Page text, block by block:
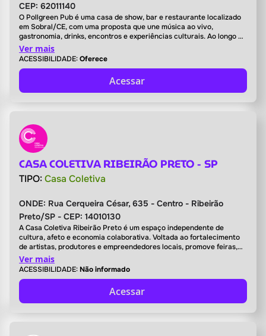
CEP: 62011140
O Pollgreen Pub é uma casa de show, bar e restaurante localizado
em Sobral/CE, com uma proposta que une música ao vivo,
gastronomia, drinks, encontros e experiências culturais. Ao longo de
sua trajetória, consolidou-se como um espaço democrático,
alternativo e acolhedor, recebendo diferentes públicos e estilos
energia da noite sobralense
Ver mais
ACESSIBILIDADE:Oferece
Acessar
CASA COLETIVA RIBEIRÃO PRETO - SP
TIPO:Casa Coletiva
ONDE: Rua Cerqueira César, 635 - Centro - Ribeirão
Preto/SP - CEP: 14010130
A Casa Coletiva Ribeirão Preto é um espaço independente de
cultura, afeto e economia colaborativa. Voltada ao fortalecimento
de artistas, produtores e empreendedores locais, promove feiras,
oficinas, encontros e ações formativas. Mais que um lugar físico, é
um ponto de apoio à criação, à autonomia e às trocas que
Ver mais
ACESSIBILIDADE: Não informado
Acessar